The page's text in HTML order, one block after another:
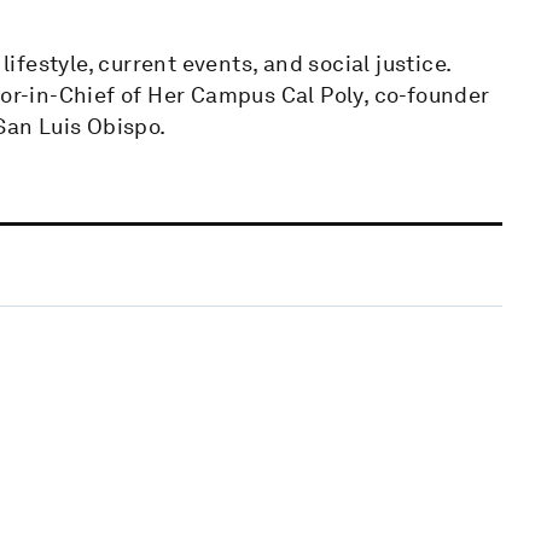
current events, and social justice.
in-Chief of Her Campus Cal Poly, co-founder
Luis Obispo.